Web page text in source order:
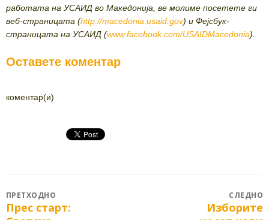
работата на УСАИД во Македонија, ве молиме посетете ги
веб-страницата (http://macedonia.usaid.gov) и Фејсбук-
страницата на УСАИД (www.facebook.com/USAIDMacedonia).
Оставете коментар
коментар(и)
Post
ПРЕТХОДНО
Previous
Прес старт:
СЛЕДНО
Изборите